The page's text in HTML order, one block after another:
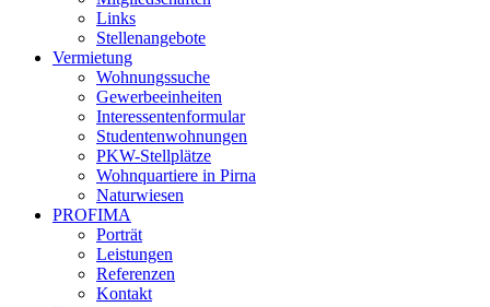
Links
Stellenangebote
Vermietung
Wohnungssuche
Gewerbeeinheiten
Interessentenformular
Studentenwohnungen
PKW-Stellplätze
Wohnquartiere in Pirna
Naturwiesen
PROFIMA
Porträt
Leistungen
Referenzen
Kontakt